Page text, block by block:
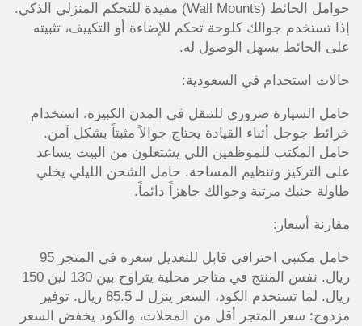
حوامل الحائط (Wall Mounts) مفيدة للتحكم المنزلي الذكي.
إذا تستخدم جوالك كلوحة تحكم للإضاءة أو التكييف، تثبيته
على الحائط يسهل الوصول له.
حالات استخدام في السعودية:
حامل السيارة ضروري للتنقل في المدن الكبيرة. استخدام
خرائط جوجل أثناء القيادة يحتاج جوالاً مثبتاً بشكل آمن.
حامل المكتب للموظفين اللي يشتغلون من البيت يساعد
على التركيز وتنظيم المساحة. حامل الشحن الليلي يخلي
طاولة جنبك مرتبة وجوالك جاهزاً دائماً.
مقارنة أسعار:
حامل مكتبي احترافي قابل للتعديل سعره في المتجر 95
ريال. نفس المنتج في متاجر محلية يتراوح بين 130 لين 150
ريال. لما تستخدم الكود، السعر ينزل لـ 85.5 ريال. توفير
مزدوج: سعر المتجر أقل من المحلات، والكود يخفض السعر